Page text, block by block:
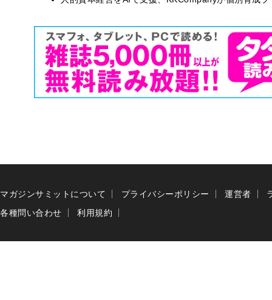
マガジンサミットについて プライバシーポリシー 運営者
各種問い合わせ
利用規約